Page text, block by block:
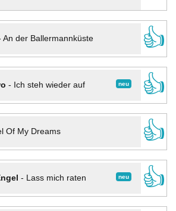
An der Ballermannküste
👍
neu
- Ich steh wieder auf
👍
Of My Dreams
👍
neu
- Lass mich raten
👍